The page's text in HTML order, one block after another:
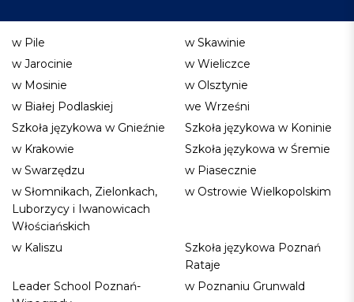
w Pile
w Skawinie
w Jarocinie
w Wieliczce
w Mosinie
w Olsztynie
w Białej Podlaskiej
we Wrześni
Szkoła językowa w Gnieźnie
Szkoła językowa w Koninie
w Krakowie
Szkoła językowa w Śremie
w Swarzędzu
w Piasecznie
w Słomnikach, Zielonkach,
Luborzycy i Iwanowicach
Włościańskich
w Ostrowie Wielkopolskim
w Kaliszu
Szkoła językowa Poznań
Rataje
Leader School Poznań-
w Poznaniu Grunwald